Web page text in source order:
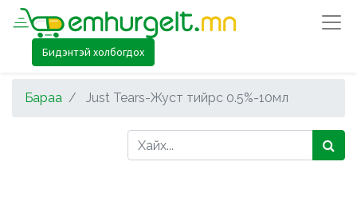
Бидэнтэй холбогдох
Бараа Just Tears-Жуст тийрс 0.5%-10мл